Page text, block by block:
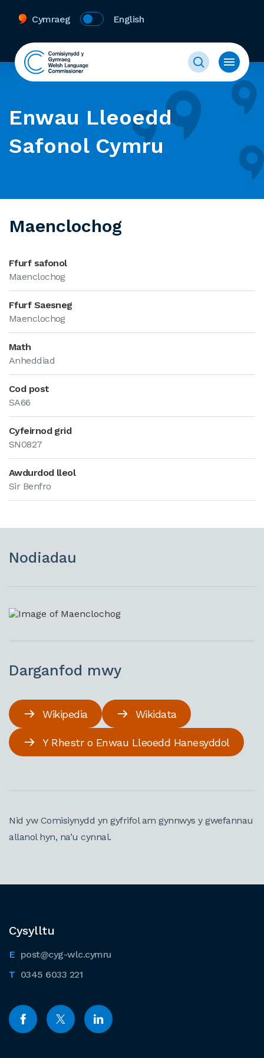
Cymraeg English
Enwau Lleoedd
Safonol Cymru
Maenclochog
Ffurf safonol
Maenclochog
Ffurf Saesneg
Maenclochog
Math
Anheddiad
Cod post
SA66
Cyfeirnod grid
SN0827
Awdurdod lleol
Sir Benfro
Nodiadau
Darganfod mwy
Wikipedia Wikidata
Y Rhestr o Enwau Lleoedd Hanesyddol
Nid yw Comisiynydd yn gyfrifol am gynnwys y gwefannau
allanol hyn, na’u cynnal.
Cysylltu
post@cyg-wlc.cymru
0345 6033 221